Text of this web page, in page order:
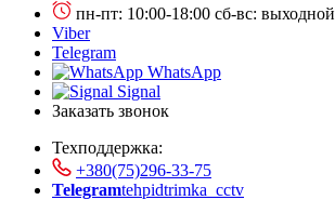
пн-пт: 10:00-18:00 сб-вс: выходной
Viber
Telegram
WhatsApp
Signal
Заказать звонок
Техподдержка:
+380(75)296-33-75
Telegramtehpidtrimka_cctv